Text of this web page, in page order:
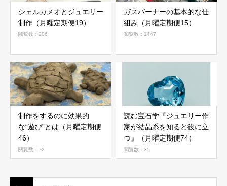
シェルカメオとジュエリー
制作（月曜定期便19）
閲覧数：206
ガスバーナーの基本的な仕
組み（月曜定期便15）
閲覧数：1447
制作をするのに効果的
な“遊び”とは（月曜定期便
46）
閲覧数：72
読む宝石学『ジュエリー作
家が結晶系を知ると役に立
つ』（月曜定期便74）
閲覧数：35